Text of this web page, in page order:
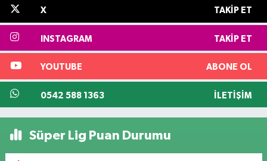
X TAKIP ET
INSTAGRAM TAKIP ET
YOUTUBE ABONE OL
0542 588 1363 İLETIŞIM
Süper Lig Puan Durumu